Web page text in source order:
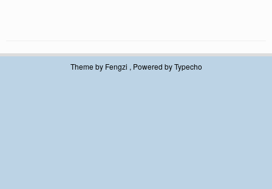
Theme by Fengzi , Powered byTypecho